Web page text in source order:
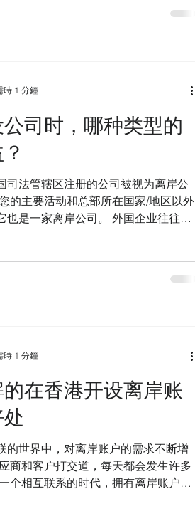
司时，哪种类型的
司法管辖区注册的公司被视为离岸公
的主要活动和总部所在国家/地区以外
也是一家离岸公司。 外国企业往往从
時 1 分鐘
在香港开设离岸账
的世界中，对离岸账户的需求不断增
商和客户打交道，每天都会发生许多
个相互联系的时代，拥有离岸账户给
時 1 分鐘